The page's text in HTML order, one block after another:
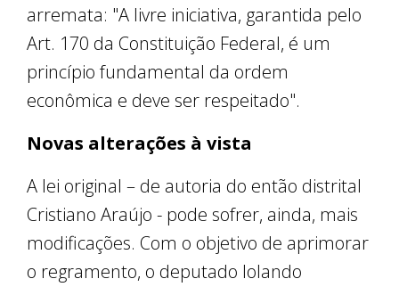
arremata: "A livre iniciativa, garantida pelo
Art. 170 da Constituição Federal, é um
princípio fundamental da ordem
econômica e deve ser respeitado".
Novas alterações à vista
A lei original – de autoria do então distrital
Cristiano Araújo - pode sofrer, ainda, mais
modificações. Com o objetivo de aprimorar
o regramento, o deputado Iolando